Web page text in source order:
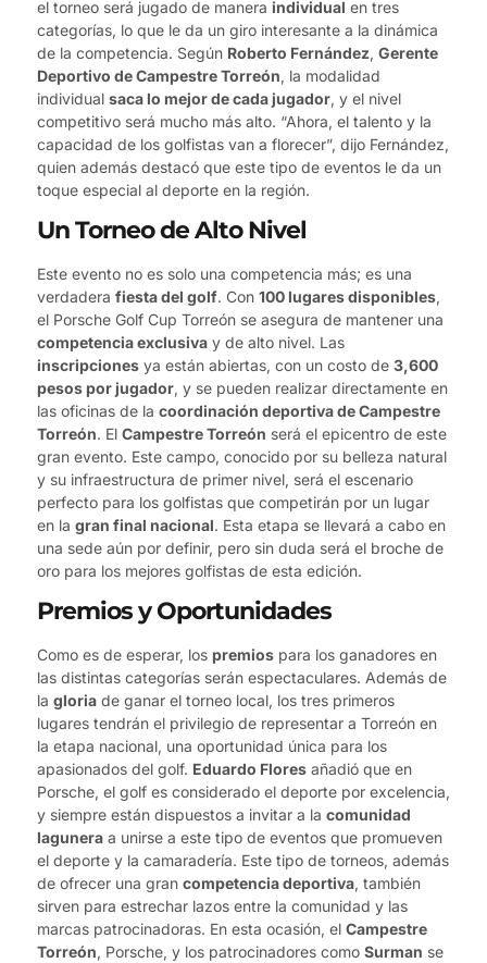
el torneo será jugado de manera individual en tres
categorías, lo que le da un giro interesante a la dinámica
de la competencia. Según Roberto Fernández, Gerente
Deportivo de Campestre Torreón, la modalidad
individual saca lo mejor de cada jugador, y el nivel
competitivo será mucho más alto. “Ahora, el talento y la
capacidad de los golfistas van a florecer”, dijo Fernández,
quien además destacó que este tipo de eventos le da un
toque especial al deporte en la región.
Un Torneo de Alto Nivel
Este evento no es solo una competencia más; es una
verdadera fiesta del golf. Con 100 lugares disponibles,
el Porsche Golf Cup Torreón se asegura de mantener una
competencia exclusiva y de alto nivel. Las
inscripciones ya están abiertas, con un costo de 3,600
pesos por jugador, y se pueden realizar directamente en
las oficinas de la coordinación deportiva de Campestre
Torreón. El Campestre Torreón será el epicentro de este
gran evento. Este campo, conocido por su belleza natural
y su infraestructura de primer nivel, será el escenario
perfecto para los golfistas que competirán por un lugar
en la gran final nacional. Esta etapa se llevará a cabo en
una sede aún por definir, pero sin duda será el broche de
oro para los mejores golfistas de esta edición.
Premios y Oportunidades
Como es de esperar, los premios para los ganadores en
las distintas categorías serán espectaculares. Además de
la gloria de ganar el torneo local, los tres primeros
lugares tendrán el privilegio de representar a Torreón en
la etapa nacional, una oportunidad única para los
apasionados del golf. Eduardo Flores añadió que en
Porsche, el golf es considerado el deporte por excelencia,
y siempre están dispuestos a invitar a la comunidad
lagunera a unirse a este tipo de eventos que promueven
el deporte y la camaradería. Este tipo de torneos, además
de ofrecer una gran competencia deportiva, también
sirven para estrechar lazos entre la comunidad y las
marcas patrocinadoras. En esta ocasión, el Campestre
Torreón, Porsche, y los patrocinadores como Surman se